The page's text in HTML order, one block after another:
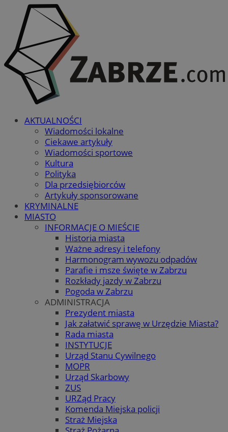
AKTUALNOŚCI
Wiadomości lokalne
Ciekawe artykuły
Wiadomości sportowe
Kultura
Polityka
Dla przedsiębiorców
Artykuły sponsorowane
KRYMINALNE
MIASTO
INFORMACJE O MIEŚCIE
Historia miasta
Ważne adresy i telefony
Harmonogram wywozu odpadów
Parafie i msze święte w Zabrzu
Rozkłady jazdy w Zabrzu
Pogoda w Zabrzu
ADMINISTRACJA
Prezydent miasta
Jak załatwić sprawę w Urzędzie Miasta?
Rada miasta
INSTYTUCJE
Urząd Stanu Cywilnego
MOPR
Urząd Skarbowy
ZUS
URZąd Pracy
Komenda Miejska policji
Straż Miejska